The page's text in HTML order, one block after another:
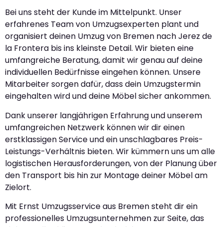
Bei uns steht der Kunde im Mittelpunkt. Unser
erfahrenes Team von Umzugsexperten plant und
organisiert deinen Umzug von Bremen nach Jerez de
la Frontera bis ins kleinste Detail. Wir bieten eine
umfangreiche Beratung, damit wir genau auf deine
individuellen Bedürfnisse eingehen können. Unsere
Mitarbeiter sorgen dafür, dass dein Umzugstermin
eingehalten wird und deine Möbel sicher ankommen.
Dank unserer langjährigen Erfahrung und unserem
umfangreichen Netzwerk können wir dir einen
erstklassigen Service und ein unschlagbares Preis-
Leistungs-Verhältnis bieten. Wir kümmern uns um alle
logistischen Herausforderungen, von der Planung über
den Transport bis hin zur Montage deiner Möbel am
Zielort.
Mit Ernst Umzugsservice aus Bremen steht dir ein
professionelles Umzugsunternehmen zur Seite, das